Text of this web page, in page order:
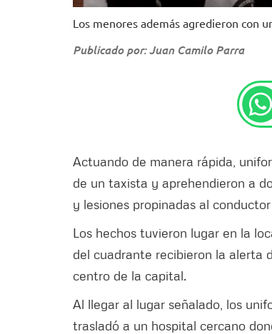
Los menores además agredieron con
Publicado por: Juan Camilo Parra
Actuando de manera rápida,
de un taxista y aprehendieron a
y lesiones propinadas al
Los hechos tuvieron lugar en la
del cuadrante recibieron la alerta
centro de la capital.
Al llegar al lugar señalado, los
trasladó a un hospital cercano